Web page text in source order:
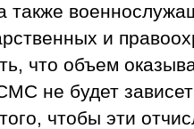
также
и
что объем
не будет
чтобы эти